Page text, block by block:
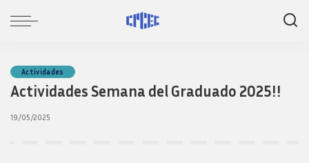
Actividades
Actividades Semana del Graduado 2025!!
19/05/2025